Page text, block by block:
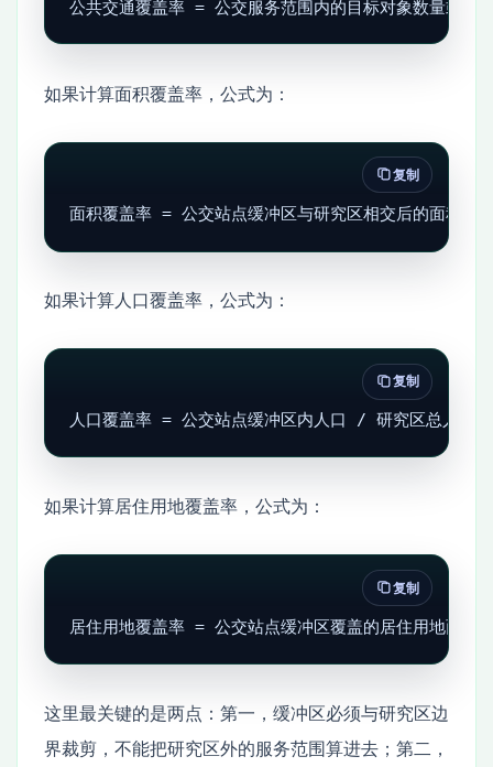
公共交通覆盖率 = 公交服务范围内的目标对象数量或
如果计算面积覆盖率，公式为：
面积覆盖率 = 公交站点缓冲区与研究区相交后的面积 /
复制
如果计算人口覆盖率，公式为：
人口覆盖率 = 公交站点缓冲区内人口 / 研究区总人口
复制
如果计算居住用地覆盖率，公式为：
居住用地覆盖率 = 公交站点缓冲区覆盖的居住用地面
复制
这里最关键的是两点：第一，缓冲区必须与研究区边
界裁剪，不能把研究区外的服务范围算进去；第二，